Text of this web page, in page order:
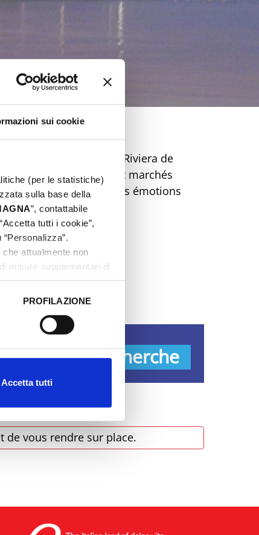
sui cookie
(per le statistiche)
sulla base della
”, contattabile
tutti i cookie”,
attualmente non
misure supplementari di
PROFILAZIONE
Accetta tutti
inoubliable sur la Riviera de
street food, musique et marchés
vous à vivre des émotions
rêve !
Recherche
de vous rendre sur place.